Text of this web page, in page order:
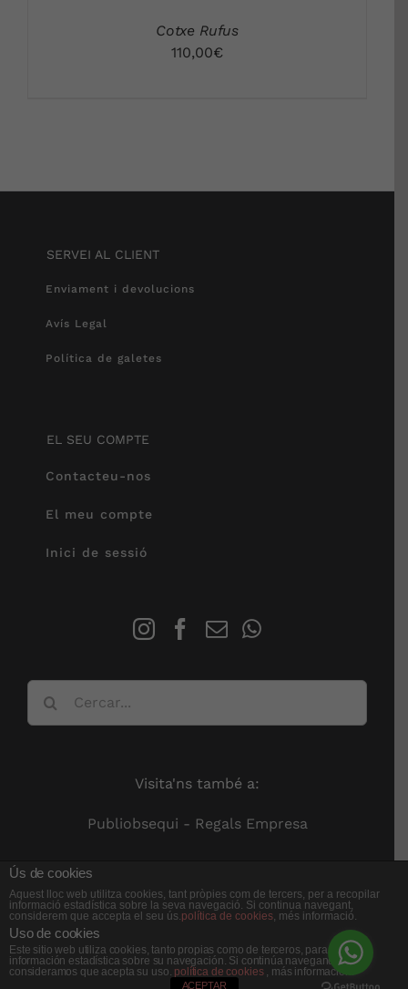
Cotxe Rufus
110,00€
SERVEI AL CLIENT
Enviament i devolucions
Avís Legal
Política de galetes
EL SEU COMPTE
Contacteu-nos
El meu compte
Inici de sessió
Visita'ns també a:
Publiobsequi - Regals Empresa
© Copyright 2012 -2026 | Sun Botiga | Tots els drets reservats
Ús de cookies
Aquest lloc web utilitza cookies, tant pròpies com de tercers, per a recopilar
informació estadística sobre la seva navegació. Si continua navegant,
considerem que accepta el seu ús.política de cookies, més informació.
Uso de cookies
Este sitio web utiliza cookies, tanto propias como de terceros, para recopilar
información estadística sobre su navegación. Si continúa navegando,
consideramos que acepta su uso. política de cookies , más información.
ACEPTAR